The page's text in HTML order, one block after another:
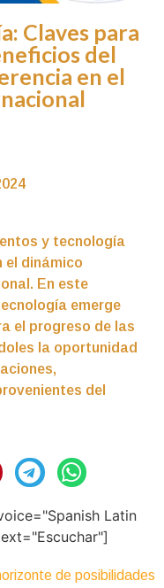
Claves para
del
en el
y tecnología
el dinámico
En este
emerge
el progreso de las
la oportunidad
del
Latin
de posibilidades